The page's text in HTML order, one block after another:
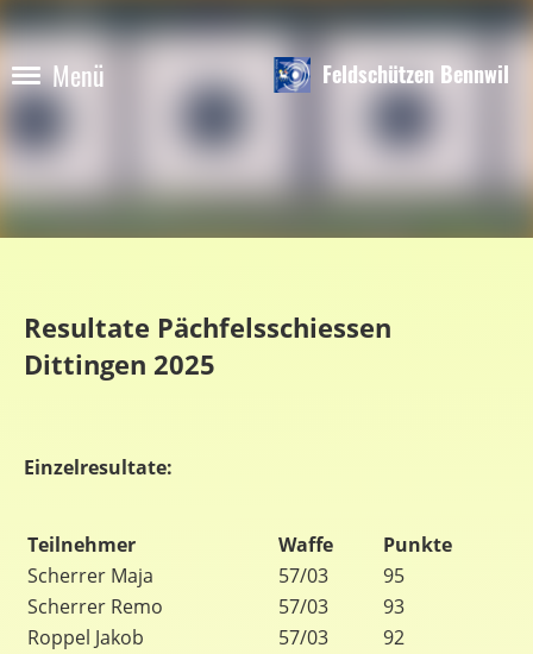
Menü Feldschützen Bennwil
Resultate Pächfelsschiessen
Dittingen 2025
Einzelresultate:
Teilnehmer Waffe
Punkte
Scherrer Maja
57/03
95
Scherrer Remo
57/03
93
Roppel Jakob
57/03
92